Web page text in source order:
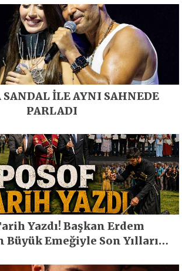
İLE AYNI SAHNEDE
PARLADI
Yazdı! Başkan Erdem
Büyük Emeğiyle Son Yılların